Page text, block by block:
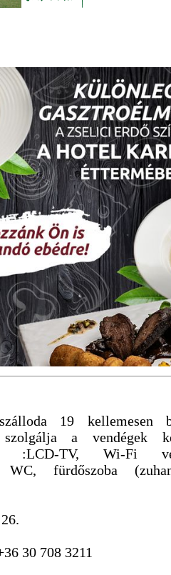
19 kellemesen
a vendégek
:LCD-TV, Wi-Fi
WC, fürdőszoba
30 708 3211